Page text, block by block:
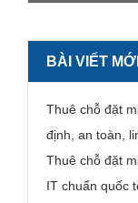
BÀI VIẾT MỚI
Thuê chỗ đặt
định, an toàn,
Thuê chỗ đặt
IT chuẩn quốc